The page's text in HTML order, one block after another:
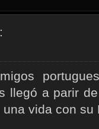
llegó a parir
vida con su